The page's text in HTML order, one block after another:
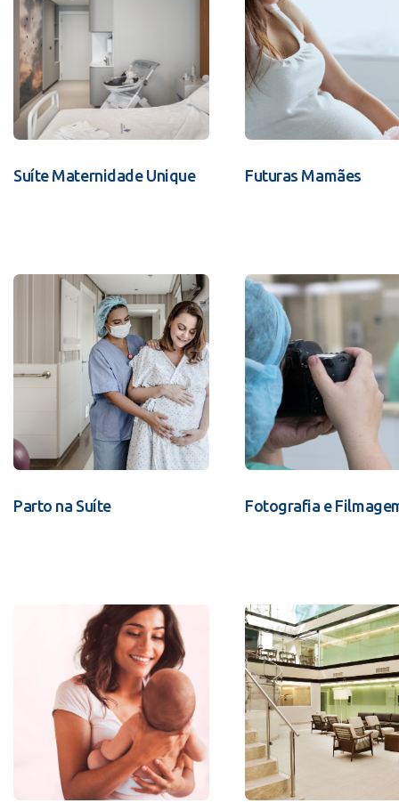
Suíte Maternidade Unique Futuras Mamães
Parto na Suíte Fotografia e